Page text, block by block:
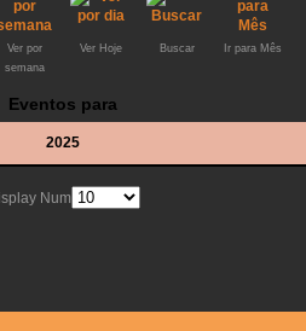
Ver por
semana
Ver Hoje Buscar Ir para Mês
Eventos para
2025
Num